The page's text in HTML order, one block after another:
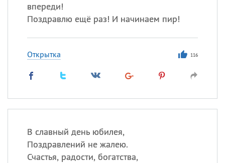
впереди!
Поздравлю ещё раз! И начинаем пир!
Открытка 116
В славный день юбилея,
Поздравлений не жалею.
Счастья, радости, богатства,